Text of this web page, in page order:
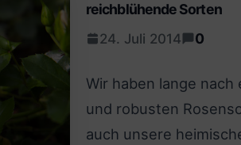
reichblühende Sorten
24. Juli 2014 0
Wir haben lange nach
und robusten
auch unsere